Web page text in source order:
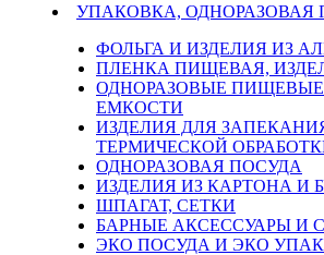
УПАКОВКА, ОДНОРАЗОВАЯ
ФОЛЬГА И ИЗДЕЛИЯ ИЗ
ПЛЕНКА ПИЩЕВАЯ,
ОДНОРАЗОВЫЕ
ЕМКОСТИ
ИЗДЕЛИЯ ДЛЯ
ТЕРМИЧЕСКОЙ
ОДНОРАЗОВАЯ ПОСУДА
ИЗДЕЛИЯ ИЗ КАРТОНА И
ШПАГАТ, СЕТКИ
БАРНЫЕ АКСЕССУАРЫ И
ЭКО ПОСУДА И ЭКО